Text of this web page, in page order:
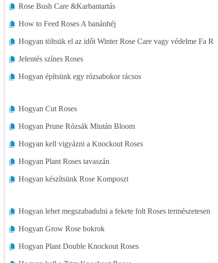
Rose Bush Care &Karbantartás
How to Feed Roses A banánhéj
Hogyan töltsük el az időt Winter Rose Care vagy védelme Fa
Jelentés színes Roses
Hogyan építsünk egy rózsabokor rácsos
Hogyan Cut Roses
Hogyan Prune Rózsák Miután Bloom
Hogyan kell vigyázni a Knockout Roses
Hogyan Plant Roses tavaszán
Hogyan készítsünk Rose Komposzt
Hogyan lehet megszabadulni a fekete folt Roses természetesen
Hogyan Grow Rose bokrok
Hogyan Plant Double Knockout Roses